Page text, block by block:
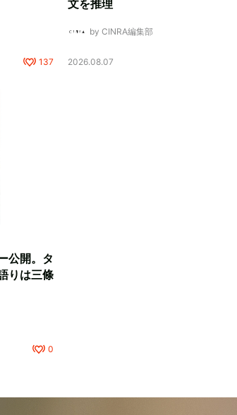
137
文を推理
by CINRA編集部
2026.08.07
公開。タ
りは三條
0